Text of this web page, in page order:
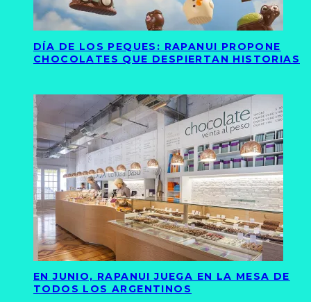
DÍA DE LOS PEQUES: RAPANUI PROPONE
CHOCOLATES QUE DESPIERTAN HISTORIAS
EN JUNIO, RAPANUI JUEGA EN LA MESA DE
TODOS LOS ARGENTINOS